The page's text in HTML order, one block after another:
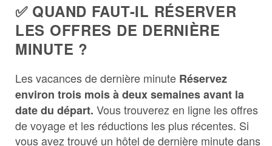
✅ QUAND FAUT-IL RÉSERVER
LES OFFRES DE DERNIÈRE
MINUTE ?
Les vacances de dernière minute Réservez
environ trois mois à deux semaines avant la
date du départ. Vous trouverez en ligne les offres
de voyage et les réductions les plus récentes. Si
vous avez trouvé un hôtel de dernière minute dans